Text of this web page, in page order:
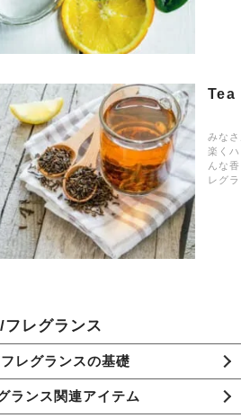
Tea
みな
楽く
んな
レグ
フレグランス
レグランスの基礎
ランス関連アイテム